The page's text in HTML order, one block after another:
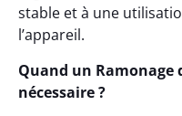
stable et à une
l’appareil.
Quand un Ramonage
nécessaire ?